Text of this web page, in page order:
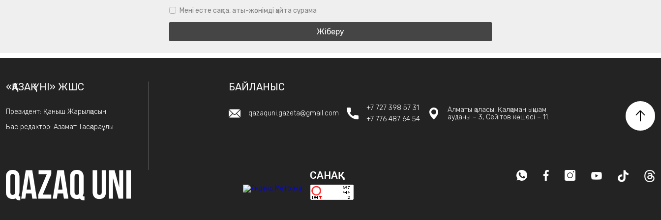
Мені есте сақта, аты-жөнімді қайта сұрама
«ҚАЗАҚ ҮНІ» ЖШС
Президент: Қаныш Жарылқасын
Бас редактор: Азамат Тасқараұлы
БАЙЛАНЫС
qazaquni.gazeta@gmail.com
+7 727 398 57 31
+7 776 487 64 54
Алматы қаласы, Қалқаман ықшам
ауданы – 3, Сейітов көшесі – 11.
САНАҚ